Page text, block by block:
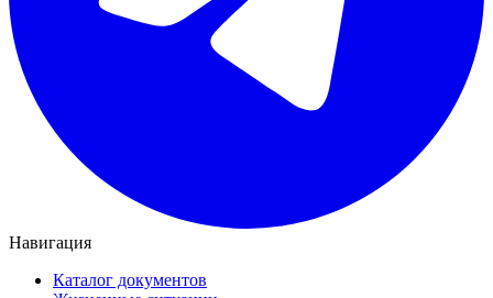
Навигация
Каталог документов